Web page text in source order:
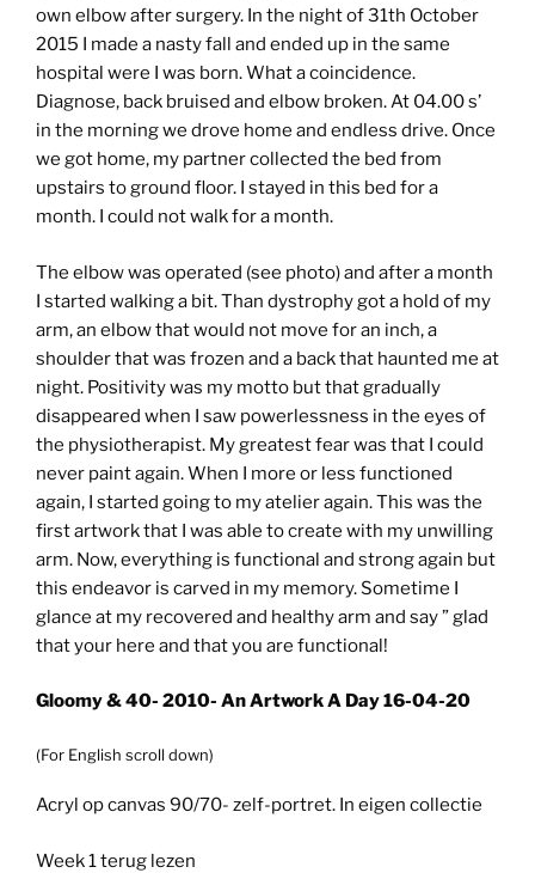
own elbow after surgery. In the night of 31th October
2015 I made a nasty fall and ended up in the same
hospital were I was born. What a coincidence.
Diagnose, back bruised and elbow broken. At 04.00 s’
in the morning we drove home and endless drive. Once
we got home, my partner collected the bed from
upstairs to ground floor. I stayed in this bed for a
month. I could not walk for a month.
The elbow was operated (see photo) and after a month
I started walking a bit. Than dystrophy got a hold of my
arm, an elbow that would not move for an inch, a
shoulder that was frozen and a back that haunted me at
night. Positivity was my motto but that gradually
disappeared when I saw powerlessness in the eyes of
the physiotherapist. My greatest fear was that I could
never paint again. When I more or less functioned
again, I started going to my atelier again. This was the
first artwork that I was able to create with my unwilling
arm. Now, everything is functional and strong again but
this endeavor is carved in my memory. Sometime I
glance at my recovered and healthy arm and say ” glad
that your here and that you are functional!
Gloomy & 40- 2010- An Artwork A Day 16-04-20
(For English scroll down)
Acryl op canvas 90/70- zelf-portret. In eigen collectie
Week 1 terug lezen